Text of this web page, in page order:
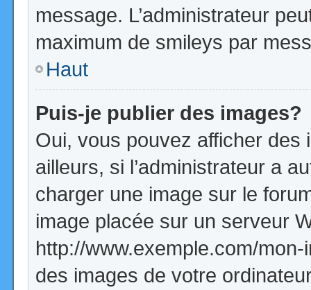
message. L’administrateur
maximum de smileys par
Haut
Puis-je publier des images?
Oui, vous pouvez afficher
ailleurs, si l’administrateur a
charger une image sur le
image placée sur un serveur
http://www.exemple.com/
des images de votre